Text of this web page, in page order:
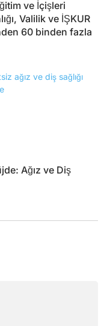
ve İçişleri
Valilik ve İŞKUR
60 binden fazla
Ağız ve Diş